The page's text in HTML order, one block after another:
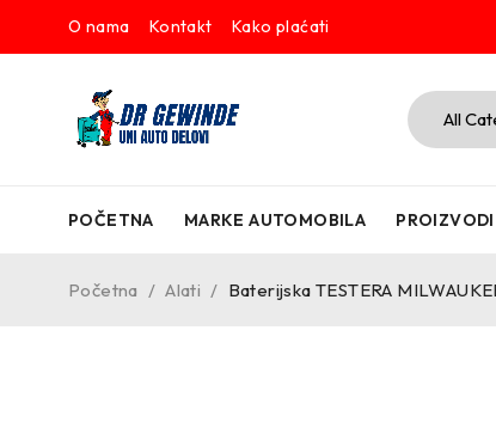
O nama Kontakt Kako plaćati
POČETNA MARKE AUTOMOBILA PROIZVODI
Početna / Alati / Baterijska TESTERA